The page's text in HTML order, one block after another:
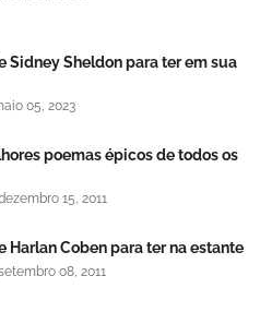
Sidney Sheldon para ter em sua
05, 2023
poemas épicos de todos os
15, 2011
Harlan Coben para ter na estante
08, 2011